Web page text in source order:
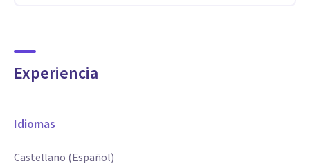
Experiencia
Idiomas
Castellano (Español)